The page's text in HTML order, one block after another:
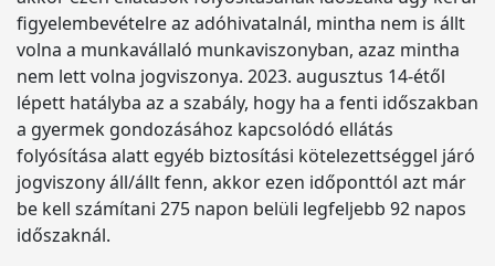
figyelembevételre az adóhivatalnál, mintha nem is állt
volna a munkavállaló munkaviszonyban, azaz mintha
nem lett volna jogviszonya. 2023. augusztus 14-étől
lépett hatályba az a szabály, hogy ha a fenti időszakban
a gyermek gondozásához kapcsolódó ellátás
folyósítása alatt egyéb biztosítási kötelezettséggel járó
jogviszony áll/állt fenn, akkor ezen időponttól azt már
be kell számítani 275 napon belüli legfeljebb 92 napos
időszaknál.